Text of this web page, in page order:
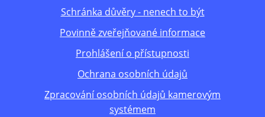
Schránka důvěry - nenech to být
Povinně zveřejňované informace
Prohlášení o přístupnosti
Ochrana osobních údajů
Zpracování osobních údajů kamerovým
systémem